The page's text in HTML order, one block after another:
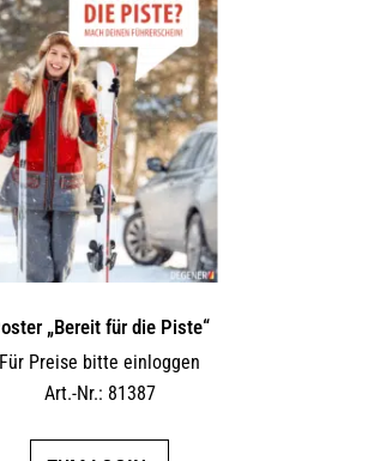
„Bereit für die Piste“
Für Preise bitte einloggen
Art.-Nr.: 81387